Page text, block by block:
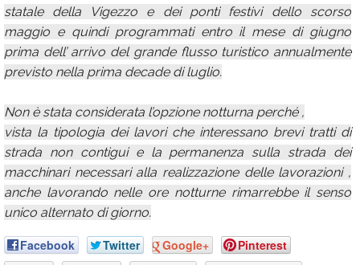
statale della Vigezzo e dei ponti festivi dello scorso
maggio e quindi programmati entro il mese di giugno
prima dell’ arrivo del grande flusso turistico annualmente
previsto nella prima decade di luglio.
Non è stata considerata l’opzione notturna perché ,
vista la tipologia dei lavori che interessano brevi tratti di
strada non contigui e la permanenza sulla strada dei
macchinari necessari alla realizzazione delle lavorazioni ,
anche lavorando nelle ore notturne rimarrebbe il senso
unico alternato di giorno.
Facebook Twitter Google+ Pinterest